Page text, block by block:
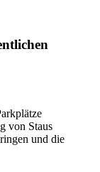
von Staus
und die